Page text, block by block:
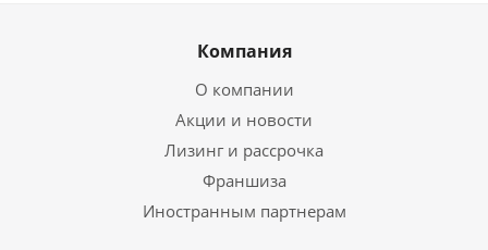
Компания
О компании
Акции и новости
Лизинг и рассрочка
Франшиза
Иностранным партнерам